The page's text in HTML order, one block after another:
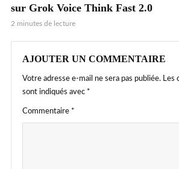
sur Grok Voice Think Fast 2.0
2 minutes de lecture
AJOUTER UN COMMENTAIRE
Votre adresse e-mail ne sera pas publiée. Les
sont indiqués avec *
Commentaire *